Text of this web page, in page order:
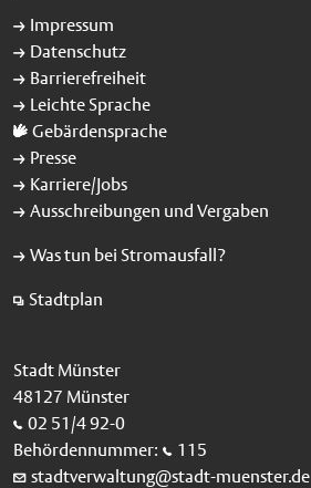
Impressum
Datenschutz
Barrierefreiheit
Leichte Sprache
Gebärdensprache
Presse
Karriere/Jobs
Ausschreibungen und Vergaben
Was tun bei Stromausfall?
Stadtplan
Stadt Münster
48127 Münster
02 51/4 92-0
Behördennummer:
115
stadtverwaltung@stadt-muenster.de